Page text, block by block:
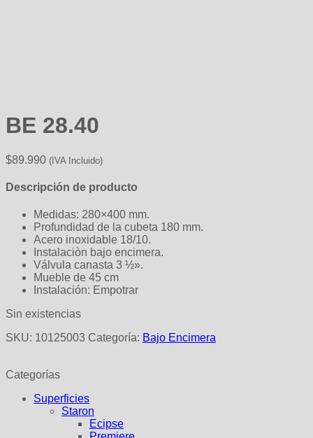
BE 28.40
$89.990 (IVA Incluido)
Descripción de producto
Medidas: 280×400 mm.
Profundidad de la cubeta 180 mm.
Acero inoxidable 18/10.
Instalaciòn bajo encimera.
Válvula canasta 3 ½».
Mueble de 45 cm
Instalación: Empotrar
Sin existencias
SKU: 10125003 Categoría: Bajo Encimera
Categorías
Superficies
Staron
Ecipse